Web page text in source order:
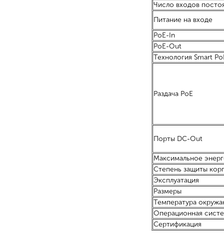
Число входов
Питание на входе
PoE-In
PoE-Out
Технология Smart
Раздача PoE
Порты DC-Out
Максимальное
Степень защиты
Эксплуатация
Размеры
Температура
Операционная
Сертификация